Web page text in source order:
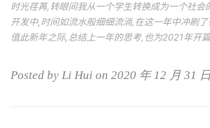
时光荏苒,转眼间我从一个学生转换成为一个社会
开发中,时间如流水般细细流淌,在这一年中冲刷
值此新年之际,总结上一年的思考,也为2021年开
Posted by Li Hui on 2020 年 12 月 31